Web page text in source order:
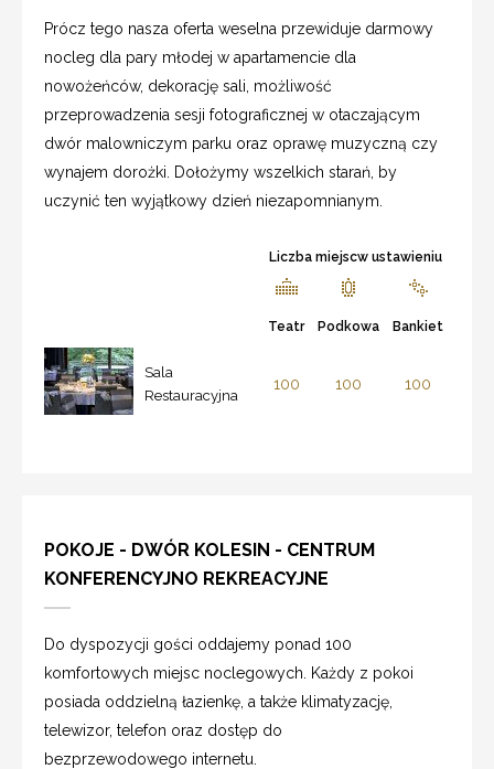
Prócz tego nasza oferta weselna przewiduje darmowy
nocleg dla pary młodej w apartamencie dla
nowożeńców, dekorację sali, możliwość
przeprowadzenia sesji fotograficznej w otaczającym
dwór malowniczym parku oraz oprawę muzyczną czy
wynajem dorożki. Dołożymy wszelkich starań, by
uczynić ten wyjątkowy dzień niezapomnianym.
Liczba miejscw ustawieniu
Teatr Podkowa Bankiet
Sala
Restauracyjna
100 100 100
POKOJE - DWÓR KOLESIN - CENTRUM
KONFERENCYJNO REKREACYJNE
Do dyspozycji gości oddajemy ponad 100
komfortowych miejsc noclegowych. Każdy z pokoi
posiada oddzielną łazienkę, a także klimatyzację,
telewizor, telefon oraz dostęp do
bezprzewodowego internetu.